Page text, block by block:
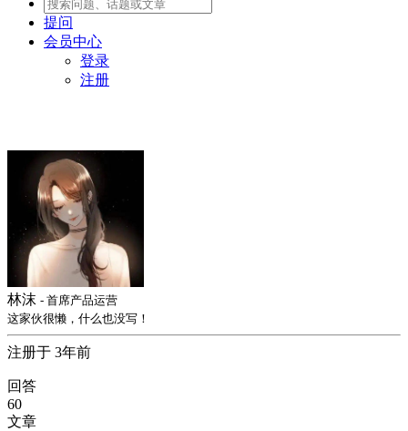
提问
会员中心
登录
注册
林沫 - 首席产品运营
这家伙很懒，什么也没写！
注册于 3年前
回答
60
文章